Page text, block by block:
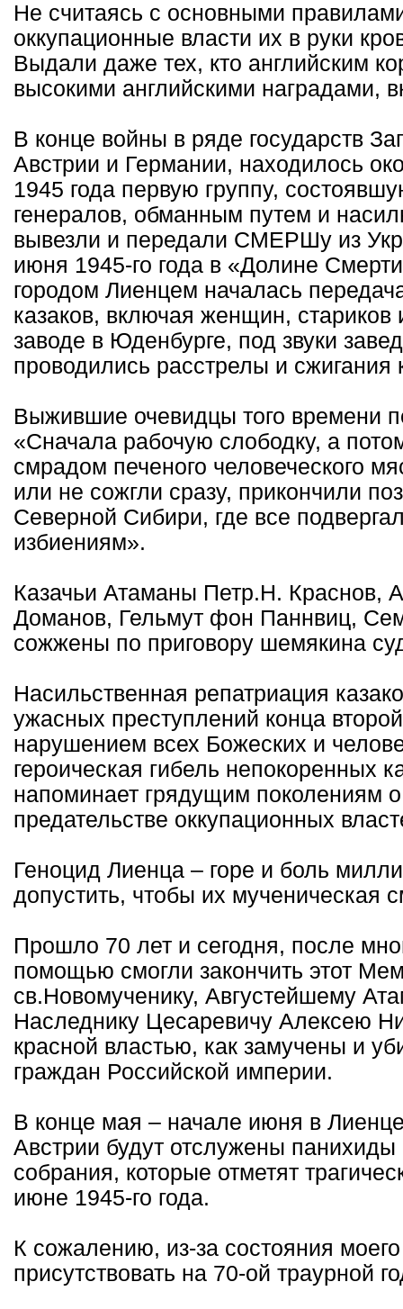
Не считаясь с основными
оккупационные власти их в руки
Выдали даже тех, кто английским
высокими английскими наградами,
В конце войны в ряде государств
Австрии и Германии, находилось
1945 года первую группу,
генералов, обманным путем и
вывезли и передали СМЕРШу из
июня 1945-го года в «Долине
городом Лиенцем началась
казаков, включая женщин,
заводе в Юденбурге, под звуки
проводились расстрелы и сжигания
Выжившие очевидцы того времени
«Сначала рабочую слободку, а
смрадом печеного человеческого
или не сожгли сразу, прикончили
Северной Сибири, где все
избиениям».
Казачьи Атаманы Петр.Н. Краснов,
Доманов, Гельмут фон Паннвиц,
сожжены по приговору шемякина
Насильственная репатриация
ужасных преступлений конца
нарушением всех Божеских и
героическая гибель непокоренных
напоминает грядущим поколениям
предательстве оккупационных
Геноцид Лиенца – горе и боль
допустить, чтобы их мученическая
Прошло 70 лет и сегодня, после
помощью смогли закончить этот
св.Новомученику, Августейшему
Наследнику Цесаревичу Алексею
красной властью, как замучены и
граждан Российской империи.
В конце мая – начале июня в
Австрии будут отслужены
собрания, которые отметят
июне 1945-го года.
К сожалению, из-за состояния
присутcтвовать на 70-ой траурной